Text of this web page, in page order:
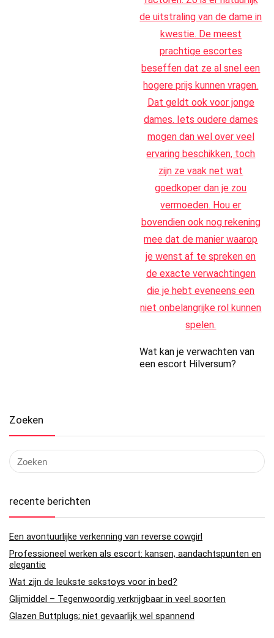
Wat kan je verwachten van
een escort Hilversum?
Zoeken
recente berichten
Een avontuurlijke verkenning van reverse cowgirl
Professioneel werken als escort: kansen, aandachtspunten en
elegantie
Wat zijn de leukste sekstoys voor in bed?
Glijmiddel – Tegenwoordig verkrijgbaar in veel soorten
Glazen Buttplugs; niet gevaarlijk wel spannend